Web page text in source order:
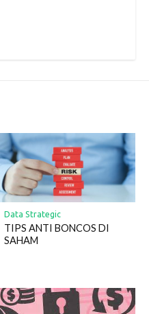
Data Strategic
TIPS ANTI BONCOS DI
SAHAM